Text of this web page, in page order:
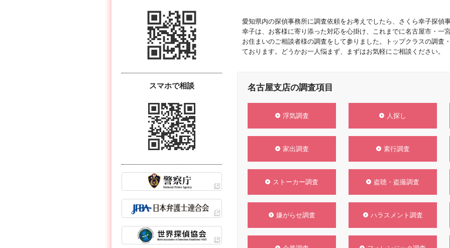
愛知県内の探偵事務所に調査依頼をお考えでしたら、さくら幸子探偵
幸子は、お客様に寄り添った対応を心掛け、これまでに名古屋市・一
お住まいのご相談者様の調査をして参りました。トップクラスの調査
ております。どうかお一人悩まず、まずはお気軽にご相談ください。
名古屋支店の調査項目
浮気調査 人探し
家出調査 素行調査
ストーカー調査 盗聴・盗撮調査
嫌がらせ調査 ハラスメント調査
スマホで相談